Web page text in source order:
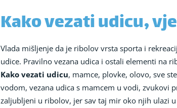
Kako vezati udicu,
Vlada mišljenje da je ribolov vrsta sporta i
udice. Pravilno vezana udica i ostali elementi na
Kako vezati udicu, mamce, plovke, olovo, sve
vodom, vezana udica s mamcem u vodi, zvukovi
zaljubljeni u ribolov, jer sav taj mir oko njih ulazi